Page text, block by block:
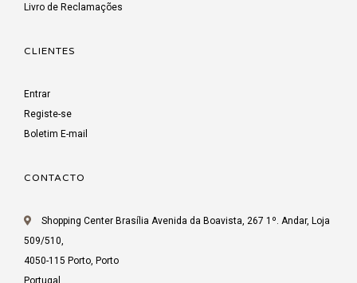
Livro de Reclamações
CLIENTES
Entrar
Registe-se
Boletim E-mail
CONTACTO
Shopping Center Brasília Avenida da Boavista, 267 1º. Andar, Loja
509/510,
4050-115 Porto, Porto
Portugal